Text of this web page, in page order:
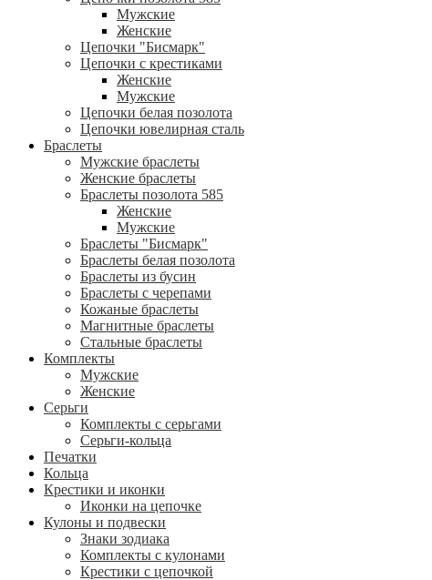
Мужские
Женские
Цепочки "Бисмарк"
Цепочки с крестиками
Женские
Мужские
Цепочки белая позолота
Цепочки ювелирная сталь
Браслеты
Мужские браслеты
Женские браслеты
Браслеты позолота 585
Женские
Мужские
Браслеты "Бисмарк"
Браслеты белая позолота
Браслеты из бусин
Браслеты с черепами
Кожаные браслеты
Магнитные браслеты
Стальные браслеты
Комплекты
Мужские
Женские
Серьги
Комплекты с серьгами
Серьги-кольца
Печатки
Кольца
Крестики и иконки
Иконки на цепочке
Кулоны и подвески
Знаки зодиака
Комплекты с кулонами
Крестики с цепочкой